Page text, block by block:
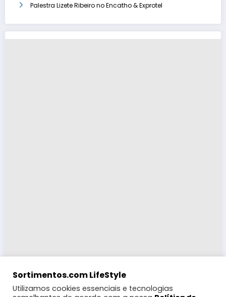
Palestra Lizete Ribeiro no Encatho & Exprotel
Sortimentos.com LifeStyle
Utilizamos cookies essenciais e tecnologias